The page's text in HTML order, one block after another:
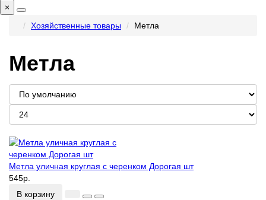
×
Хозяйственные товары
Метла
Метла
Метла уличная круглая с черенком Дорогая шт
545р.
В корзину